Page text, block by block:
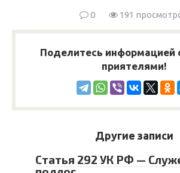
0 191
Поделитесь информацией
приятелями!
Другие записи
Статья 292 УК РФ —